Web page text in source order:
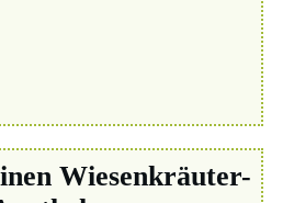
Wiesenkräuter-